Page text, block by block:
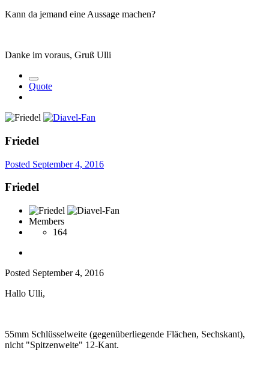
Kann da jemand eine Aussage machen?
Danke im voraus, Gruß Ulli
Quote
Friedel
Posted September 4, 2016
Friedel
Members
164
Posted September 4, 2016
Hallo Ulli,
55mm Schlüsselweite (gegenüberliegende Flächen, Sechskant),
nicht "Spitzenweite" 12-Kant.